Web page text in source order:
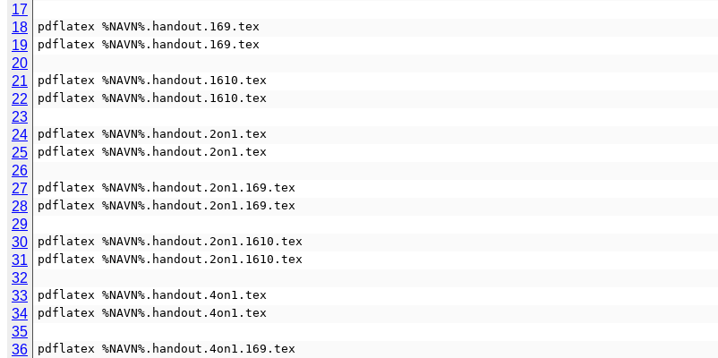
17
18
pdflatex %NAVN%.handout.169.tex
19 pdflatex %NAVN%.handout.169.tex
20
21
pdflatex %NAVN%.handout.1610.tex
22 pdflatex %NAVN%.handout.1610.tex
23
24
pdflatex %NAVN%.handout.2on1.tex
25 pdflatex %NAVN%.handout.2on1.tex
26
27
pdflatex %NAVN%.handout.2on1.169.tex
28 pdflatex %NAVN%.handout.2on1.169.tex
29
30
pdflatex %NAVN%.handout.2on1.1610.tex
31 pdflatex %NAVN%.handout.2on1.1610.tex
32
33
pdflatex %NAVN%.handout.4on1.tex
34 pdflatex %NAVN%.handout.4on1.tex
35
36
pdflatex %NAVN%.handout.4on1.169.tex